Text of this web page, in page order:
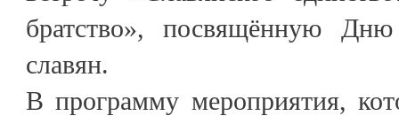
братство», посвящённую
славян.
В программу мероприятия,